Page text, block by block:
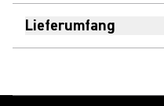
Lieferumfang